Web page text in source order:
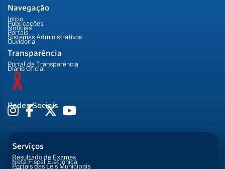
Navegação
Início
Publicações
Notícias
Portais
Sistemas Administrativos
Ouvidoria
Transparência
Portal da Transparência
Diário Oficial
Redes Sociais
Serviços
Resultado de Exames
Nota Fiscal Eletrônica
Portais das Leis Municipais